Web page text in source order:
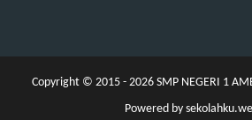
Copyright © 2015 - 2026 SMP NEGERI 1
Powered by